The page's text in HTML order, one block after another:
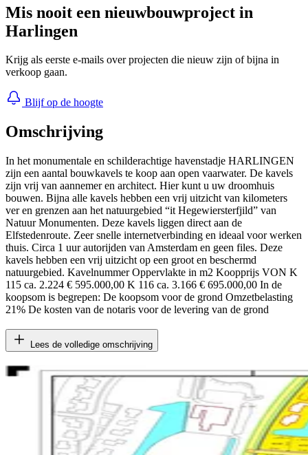
Mis nooit een nieuwbouwproject in
Harlingen
Krijg als eerste e-mails over projecten die nieuw zijn of bijna in
verkoop gaan.
Blijf op de hoogte
Omschrijving
In het monumentale en schilderachtige havenstadje HARLINGEN
zijn een aantal bouwkavels te koop aan open vaarwater. De kavels
zijn vrij van aannemer en architect. Hier kunt u uw droomhuis
bouwen. Bijna alle kavels hebben een vrij uitzicht van kilometers
ver en grenzen aan het natuurgebied “it Hegewiersterfjild” van
Natuur Monumenten. Deze kavels liggen direct aan de
Elfstedenroute. Zeer snelle internetverbinding en ideaal voor werken
thuis. Circa 1 uur autorijden van Amsterdam en geen files. Deze
kavels hebben een vrij uitzicht op een groot en beschermd
natuurgebied. Kavelnummer Oppervlakte in m2 Koopprijs VON K
115 ca. 2.224 € 595.000,00 K 116 ca. 3.166 € 695.000,00 In de
koopsom is begrepen: De koopsom voor de grond Omzetbelasting
21% De kosten van de notaris voor de levering van de grond
Lees de volledige omschrijving